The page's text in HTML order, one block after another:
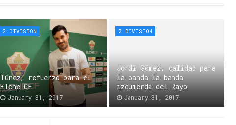
2 DIVISION
Túñez, refuerzo para el
Elche CF
January 31, 2017
2 DIVISION
Jordi Gómez, calidad para
la banda la banda
izquierda del Rayo
January 31, 2017